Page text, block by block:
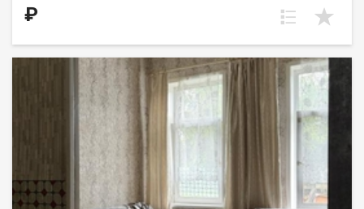
планировку без перегородок. Расположение окон на юго-
восток. Санузел совмещён. В части чётных этажей (с 4-го по
качестве инвестиций. ШОУРУМ – демонстрационная квартира
с готовым ремонтом и обстановкой, где можно «примерить»
жилье на себя. В шоуруме проще понять, достаточно ли будет
места и комфорта для вашего жизненного сценария.
Запишитесь на просмотр по тел. (3952) 22-77-77 и лично
оцените качество наших проектов. ООО СЗ «ДЕСС-Инвест»
(Группа строительных компаний «Восток Центр Иркутск»)
₽